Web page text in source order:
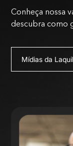
Conheça nossa
descubra como
Mídias da